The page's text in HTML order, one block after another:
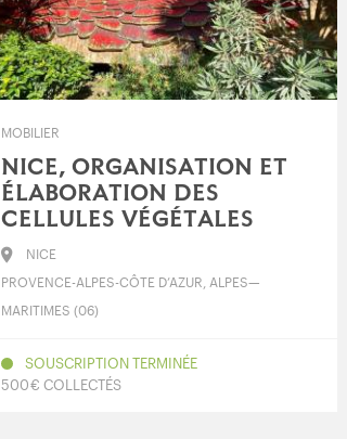
MOBILIER
NICE, ORGANISATION ET
ÉLABORATION DES
CELLULES VÉGÉTALES
NICE
PROVENCE-ALPES-CÔTE D’AZUR, ALPES—
MARITIMES (06)
SOUSCRIPTION TERMINÉE
500 € COLLECTÉS